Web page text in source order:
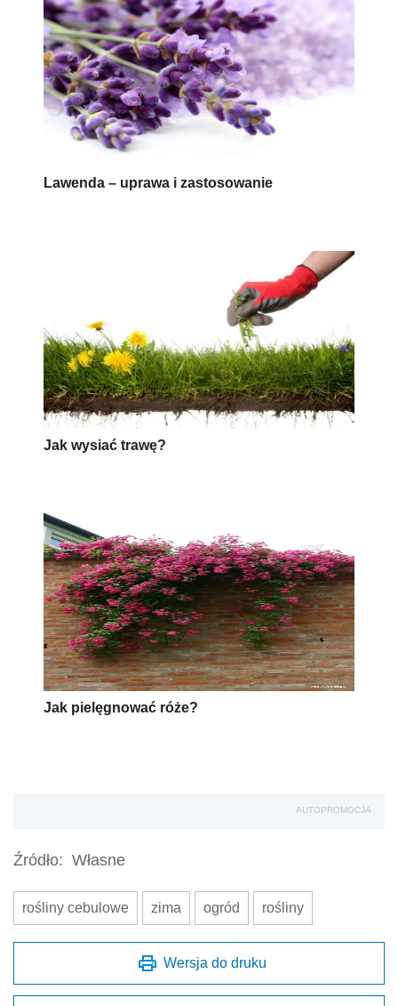
Lawenda – uprawa i zastosowanie
Jak wysiać trawę?
Jak pielęgnować róże?
AUTOPROMOCJA
Źródło: Własne
rośliny cebulowe zima ogród rośliny
Wersja do druku